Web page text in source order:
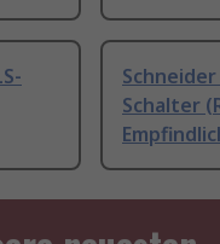
Schalter